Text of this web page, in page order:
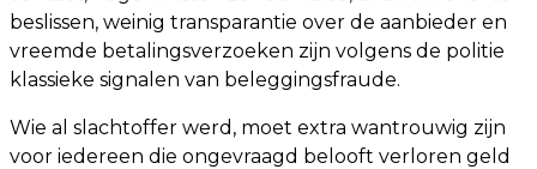
beslissen, weinig transparantie over de aanbieder en
vreemde betalingsverzoeken zijn volgens de politie
klassieke signalen van beleggingsfraude.
Wie al slachtoffer werd, moet extra wantrouwig zijn
voor iedereen die ongevraagd belooft verloren geld